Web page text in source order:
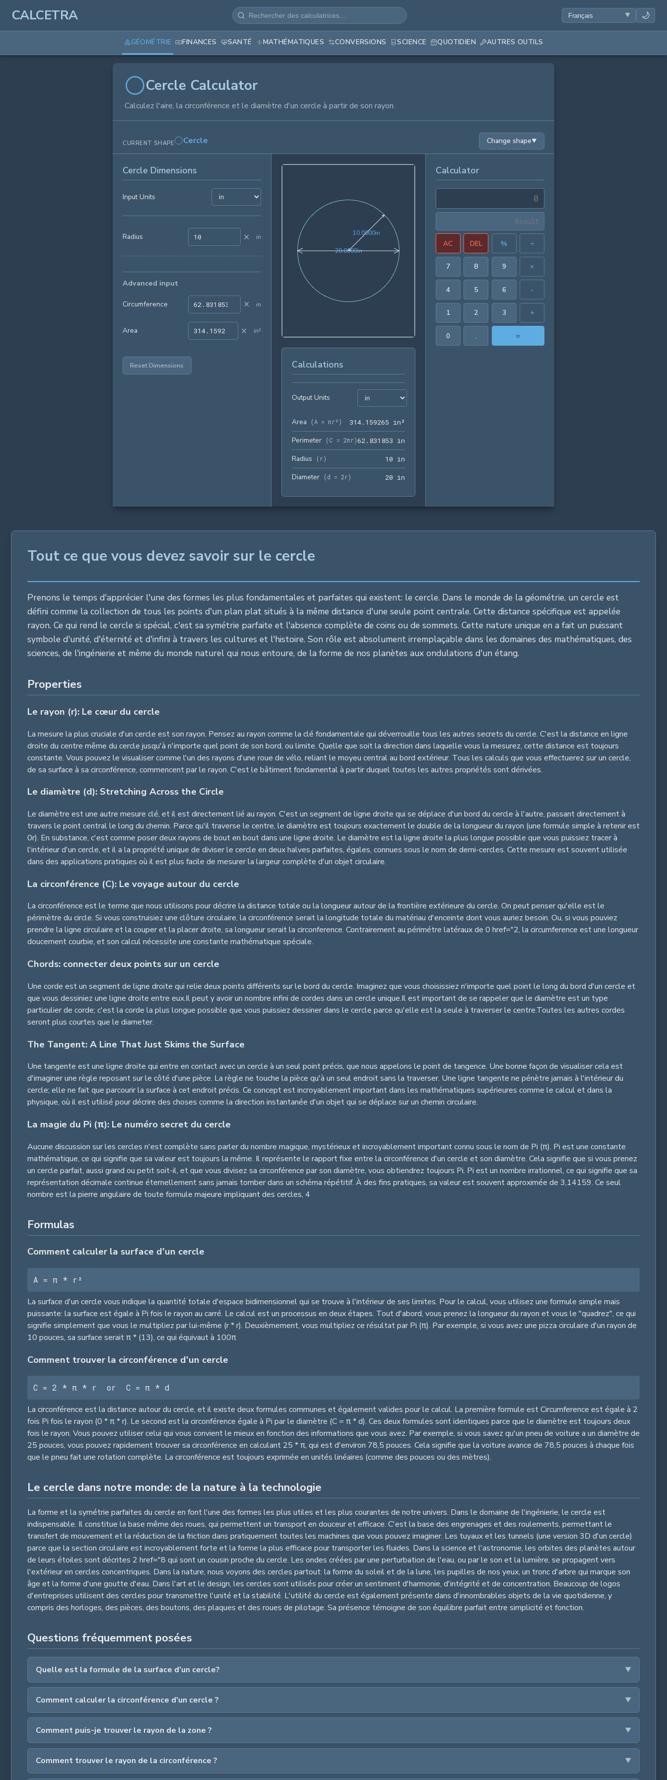
CALCETRA 🌙
GÉOMÉTRIE FINANCES SANTÉ MATHÉMATIQUES CONVERSIONS SCIENCE QUOTIDIEN AUTRES OUTILS
Cercle Calculator
Calculez l'aire, la circonférence et le diamètre d'un cercle à partir de son rayon.
CURRENT SHAPE Cercle Change shape▼
Cercle Dimensions
Input Units
Radius × in
Advanced input
Circumference × in
Area × in²
Reset Dimensions
10.0000in10.0000in
20.0000in20.0000in
Calculations
Output Units
Area (A = πr²) 314. 1 59265 in²
Perimeter (C = 2πr)62. 831 853 in
Radius ( r) 10 in
Diameter (d = 2r) 20 in
Calculator
AC DEL % ÷
7 8 9 ×
4 5 6 -
1 2 3 +
0 . =
Tout ce que vous devez savoir sur le cercle
Prenons le temps d'apprécier l'une des formes les plus fondamentales et parfaites qui existent: le cercle. Dans le monde de la géométrie, un cercle est
défini comme la collection de tous les points d'un plan plat situés à la même distance d'une seule point centrale. Cette distance spécifique est appelée
rayon. Ce qui rend le cercle si spécial, c'est sa symétrie parfaite et l'absence complète de coins ou de sommets. Cette nature unique en a fait un puissant
symbole d'unité, d'éternité et d'infini à travers les cultures et l'histoire. Son rôle est absolument irremplaçable dans les domaines des mathématiques, des
sciences, de l'ingénierie et même du monde naturel qui nous entoure, de la forme de nos planètes aux ondulations d'un étang.
Properties
Le rayon (r): Le cœur du cercle
La mesure la plus cruciale d'un cercle est son rayon. Pensez au rayon comme la clé fondamentale qui déverrouille tous les autres secrets du cercle. C'est la distance en ligne
droite du centre même du cercle jusqu'à n'importe quel point de son bord, ou limite. Quelle que soit la direction dans laquelle vous la mesurez, cette distance est toujours
constante. Vous pouvez le visualiser comme l'un des rayons d'une roue de vélo, reliant le moyeu central au bord extérieur. Tous les calculs que vous effectuerez sur un cercle,
de sa surface à sa circonférence, commencent par le rayon. C'est le bâtiment fondamental à partir duquel toutes les autres propriétés sont dérivées.
Le diamètre (d): Stretching Across the Circle
Le diamètre est une autre mesure clé, et il est directement lié au rayon. C'est un segment de ligne droite qui se déplace d'un bord du cercle à l'autre, passant directement à
travers le point central le long du chemin. Parce qu'il traverse le centre, le diamètre est toujours exactement le double de la longueur du rayon (une formule simple à retenir est
0r). En substance, c'est comme poser deux rayons de bout en bout dans une ligne droite. Le diamètre est la ligne droite la plus longue possible que vous puissiez tracer à
l'intérieur d'un cercle, et il a la propriété unique de diviser le cercle en deux halves parfaites, égales, connues sous le nom de demi-cercles. Cette mesure est souvent utilisée
dans des applications pratiques où il est plus facile de mesurer la largeur complète d'un objet circulaire.
La circonférence (C): Le voyage autour du cercle
La circonférence est le terme que nous utilisons pour décrire la distance totale ou la longueur autour de la frontière extérieure du cercle. On peut penser qu'elle est le
périmètre du circle. Si vous construisiez une clôture circulaire, la circonférence serait la longitude totale du matériau d'enceinte dont vous auriez besoin. Ou, si vous pouviez
prendre la ligne circulaire et la couper et la placer droite, sa longueur serait la circonference. Contrairement au périmétre latéraux de 0 href="2, la circumference est une longueur
doucement courbie, et son calcul nécessite une constante mathématique spéciale.
Chords: connecter deux points sur un cercle
Une corde est un segment de ligne droite qui relie deux points différents sur le bord du cercle. Imaginez que vous choisissiez n'importe quel point le long du bord d'un cercle et
que vous dessiniez une ligne droite entre eux.Il peut y avoir un nombre infini de cordes dans un cercle unique.Il est important de se rappeler que le diamètre est un type
particulier de corde; c'est la corde la plus longue possible que vous puissiez dessiner dans le cercle parce qu'elle est la seule à traverser le centre.Toutes les autres cordes
seront plus courtes que le diameter.
The Tangent: A Line That Just Skims the Surface
Une tangente est une ligne droite qui entre en contact avec un cercle à un seul point précis, que nous appelons le point de tangence. Une bonne façon de visualiser cela est
d'imaginer une règle reposant sur le côté d'une pièce. La règle ne touche la pièce qu'à un seul endroit sans la traverser. Une ligne tangente ne pénètre jamais à l'intérieur du
cercle; elle ne fait que parcourir la surface à cet endroit précis. Ce concept est incroyablement important dans les mathématiques supérieures comme le calcul et dans la
physique, où il est utilisé pour décrire des choses comme la direction instantanée d'un objet qui se déplace sur un chemin circulaire.
La magie du Pi (π): Le numéro secret du cercle
Aucune discussion sur les cercles n'est complète sans parler du nombre magique, mystérieux et incroyablement important connu sous le nom de Pi (π). Pi est une constante
mathématique, ce qui signifie que sa valeur est toujours la même. Il représente le rapport fixe entre la circonférence d'un cercle et son diamètre. Cela signifie que si vous prenez
un cercle parfait, aussi grand ou petit soit-il, et que vous divisez sa circonférence par son diamètre, vous obtiendrez toujours Pi. Pi est un nombre irrationnel, ce qui signifie que sa
représentation décimale continue éternellement sans jamais tomber dans un schéma répétitif. À des fins pratiques, sa valeur est souvent approximée de 3,14159. Ce seul
nombre est la pierre angulaire de toute formule majeure impliquant des cercles, 4
Formulas
Comment calculer la surface d'un cercle
A = π * r²
La surface d'un cercle vous indique la quantité totale d'espace bidimensionnel qui se trouve à l'intérieur de ses limites. Pour le calcul, vous utilisez une formule simple mais
puissante: la surface est égale à Pi fois le rayon au carré. Le calcul est un processus en deux étapes. Tout d'abord, vous prenez la longueur du rayon et vous le "quadrez", ce qui
signifie simplement que vous le multipliez par lui-même (r * r). Deuxièmement, vous multipliez ce résultat par Pi (π). Par exemple, si vous avez une pizza circulaire d'un rayon de
10 pouces, sa surface serait π * (13), ce qui équivaut à 100π
Comment trouver la circonférence d'un cercle
C = 2 * π * r  or  C = π * d
La circonférence est la distance autour du cercle, et il existe deux formules communes et également valides pour le calcul. La première formule est Circumference est égale à 2
fois Pi fois le rayon (0 * π * r). Le second est la circonférence égale à Pi par le diamètre (C = π * d). Ces deux formules sont identiques parce que le diamètre est toujours deux
fois le rayon. Vous pouvez utiliser celui qui vous convient le mieux en fonction des informations que vous avez. Par exemple, si vous savez qu'un pneu de voiture a un diamètre de
25 pouces, vous pouvez rapidement trouver sa circonférence en calculant 25 * π, qui est d'environ 78,5 pouces. Cela signifie que la voiture avance de 78,5 pouces à chaque fois
que le pneu fait une rotation complète. La circonférence est toujours exprimée en unités linéaires (comme des pouces ou des mètres).
Le cercle dans notre monde: de la nature à la technologie
La forme et la symétrie parfaites du cercle en font l'une des formes les plus utiles et les plus courantes de notre univers. Dans le domaine de l'ingénierie, le cercle est
indispensable. Il constitue la base même des roues, qui permettent un transport en douceur et efficace. C'est la base des engrenages et des roulements, permettant le
transfert de mouvement et la réduction de la friction dans pratiquement toutes les machines que vous pouvez imaginer. Les tuyaux et les tunnels (une version 3D d'un cercle)
parce que la section circulaire est incroyablement forte et la forme la plus efficace pour transporter les fluides. Dans la science et l'astronomie, les orbites des planètes autour
de leurs étoiles sont décrites 2 href="8 qui sont un cousin proche du cercle. Les ondes créées par une perturbation de l'eau, ou par le son et la lumière, se propagent vers
l'extérieur en cercles concentriques. Dans la nature, nous voyons des cercles partout: la forme du soleil et de la lune, les pupilles de nos yeux, un tronc d'arbre qui marque son
âge et la forme d'une goutte d'eau. Dans l'art et le design, les cercles sont utilisés pour créer un sentiment d'harmonie, d'intégrité et de concentration. Beaucoup de logos
d'entreprises utilisent des cercles pour transmettre l'unité et la stabilité. L'utilité du cercle est également présente dans d'innombrables objets de la vie quotidienne, y
compris des horloges, des pièces, des boutons, des plaques et des roues de pilotage. Sa présence témoigne de son équilibre parfait entre simplicité et fonction.
Questions fréquemment posées
Quelle est la formule de la surface d'un cercle?
Comment calculer la circonférence d'un cercle ?
Comment puis-je trouver le rayon de la zone ?
Comment trouver le rayon de la circonférence ?